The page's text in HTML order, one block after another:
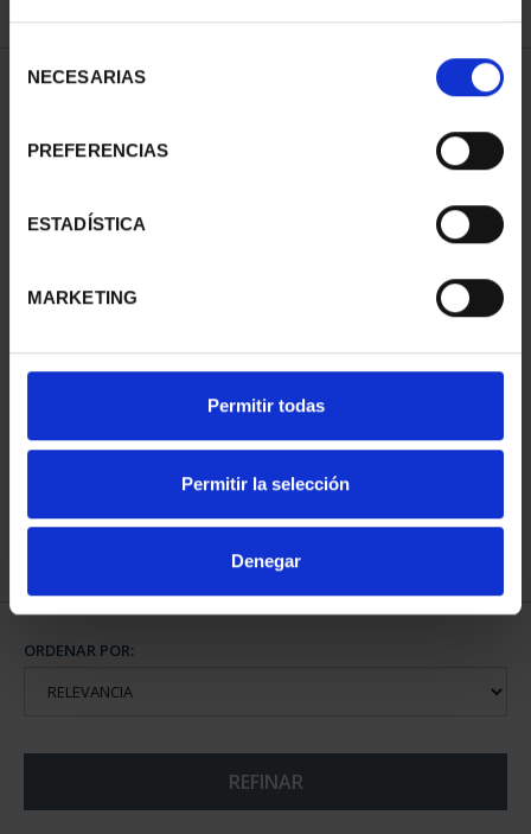
NECESARIAS
PREFERENCIAS
ESTADÍSTICA
MARKETING
Permitir todas
Permitir la selección
Denegar
1 Productos encontrados
CIUDADES PATRIMONIO
73,00 €
ORDENAR POR:
REFINAR